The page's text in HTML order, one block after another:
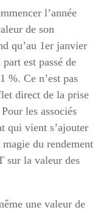
l’année
de son
qu’au 1er janvier
est passé de
%. Ce n’est pas
direct de la prise
les associés
qui vient s’ajouter
du rendement
sur la valeur des
une valeur de